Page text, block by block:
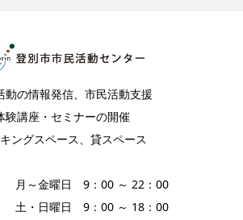
動の情報発信、市民活動支援
験講座・セミナーの開催
ングスペース、貸スペース
月～金曜日 9：00 ～ 22：00
曜日 9：00 ～ 18：00